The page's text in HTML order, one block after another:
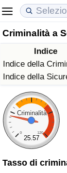
Criminalità a
Indice
Indice della
Indice della
Criminalità
0 120
25.57
Tasso di
Costo della vita
Indice Del
Indice Del
Indice del
ad Aqaba
Prezzi degli
Indice del
Indice del
Indice del
Qualità della
Indice della
Indice della
Indice della
Criminalità
Indice del